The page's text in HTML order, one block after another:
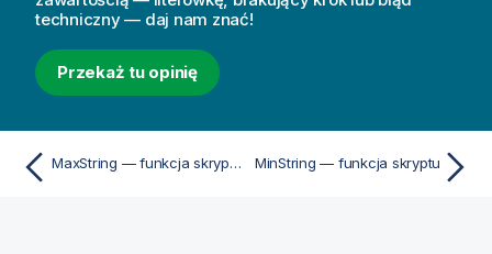
techniczny — daj nam znać!
Przekaż tu opinię
MaxString — funkcja skryptu MinString — funkcja skryptu